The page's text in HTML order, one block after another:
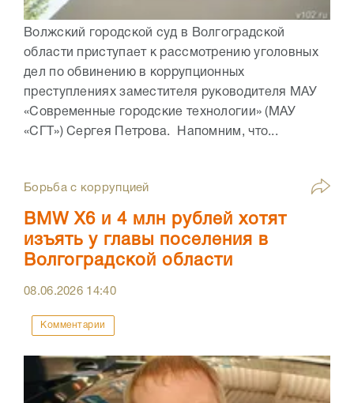
Волжский городской суд в Волгоградской
области приступает к рассмотрению уголовных
дел по обвинению в коррупционных
преступлениях заместителя руководителя МАУ
«Современные городские технологии» (МАУ
«СГТ») Сергея Петрова. Напомним, что...
Борьба с коррупцией
BMW X6 и 4 млн рублей хотят
изъять у главы поселения в
Волгоградской области
08.06.2026 14:40
Комментарии